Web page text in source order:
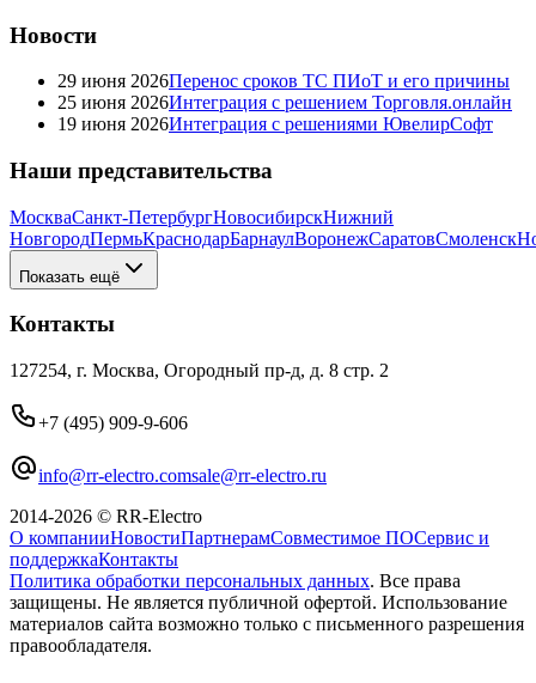
Новости
29 июня 2026Перенос сроков ТС ПИоТ и его причины
25 июня 2026Интеграция с решением Торговля.онлайн
19 июня 2026Интеграция с решениями ЮвелирСофт
Наши представительства
МоскваСанкт-ПетербургНовосибирскНижний
НовгородПермьКраснодарБарнаулВоронежСаратовСмоленск
Показать ещё
Контакты
127254, г. Москва, Огородный пр-д, д. 8 стр. 2
+7 (495) 909-9-606
info@rr-electro.comsale@rr-electro.ru
2014-2026 © RR-Electro
О компанииНовостиПартнерамСовместимое ПОСервис и
поддержкаКонтакты
Политика обработки персональных данных. Все права
защищены. Не является публичной офертой. Использование
материалов сайта возможно только с письменного разрешения
правообладателя.